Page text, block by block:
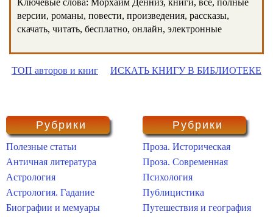
Ключевые слова: Морхайм Денниз, книги, все, полные
версии, романы, повести, произведения, рассказы,
скачать, читать, бесплатно, онлайн, электронные
ТОП авторов и книг ИСКАТЬ КНИГУ В БИБЛИОТЕКЕ
Рубрики
Полезные статьи
Античная литература
Астрология
Астрология. Гадание
Биографии и мемуары
Рубрики
Проза. Историческая
Проза. Современная
Психология
Публицистика
Путешествия и география